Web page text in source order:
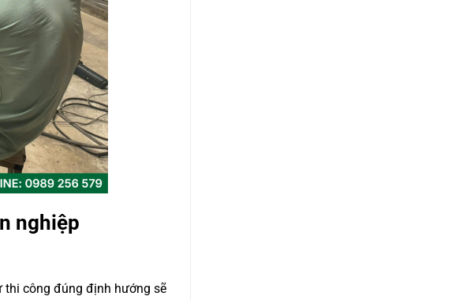
nghiệp
công đúng định hướng sẽ